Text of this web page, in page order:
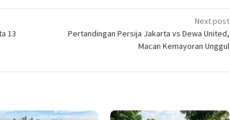
13
Next post
Pertandingan Persija Jakarta vs Dewa United,
Macan Kemayoran Unggul